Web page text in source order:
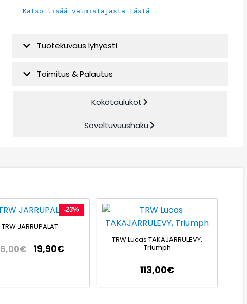
Katso lisää valmistajasta tästä
Tuotekuvaus lyhyesti
Toimitus & Palautus
Kokotaulukot
Soveltuvuushaku
-23%
TRW JARRUPALAT
€ 19,90€
TRW Lucas TAKAJARRULEVY,
Triumph
113,00€